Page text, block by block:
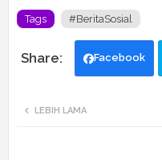
Tags #BeritaSosial
Facebook
LEBIH LAMA